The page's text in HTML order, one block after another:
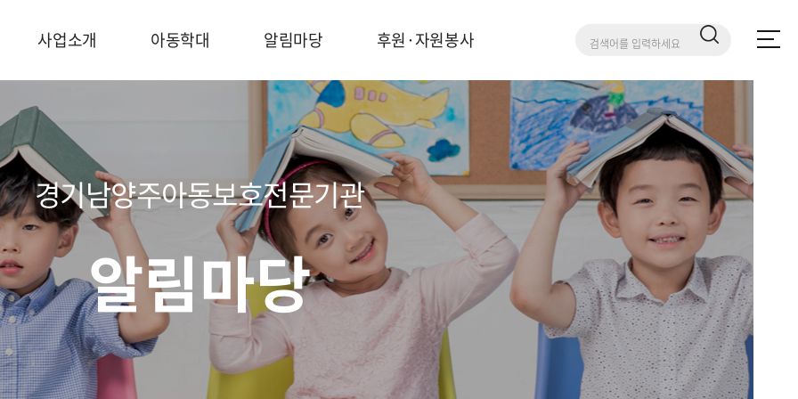
사업소개 아동학대 알림마당 후원·자원봉사
경기남양주아동보호전문기관
알림마당